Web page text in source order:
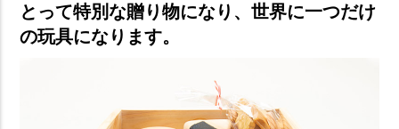
とって特別な贈り物になり、世界に一つだけ
の玩具になります。